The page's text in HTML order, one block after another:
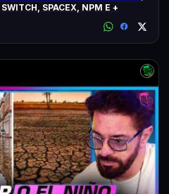
20 MIL? CHATGPT, GTA 6, SWITCH, SPACEX, NPM E +